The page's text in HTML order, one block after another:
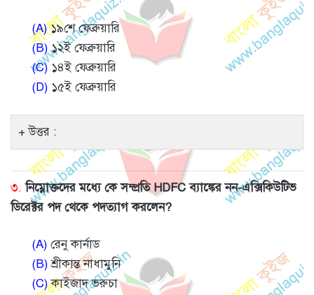
(A)১৯শে ফেব্রুয়ারি
(B)১২ই ফেব্রুয়ারি
(C) ১৪ই ফেব্রুয়ারি
(D) ১৫ই ফেব্রুয়ারি
উত্তর :
৩. নিম্নোক্তদের মধ্যে কে সম্প্রতি HDFC ব্যাঙ্কের নন-এক্সিকিউটিভ
ডিরেক্টর পদ থেকে পদত্যাগ করলেন?
(A) রেনু কার্নাড
(B)শ্রীকান্ত নাধামুনি
(C)কাইজাদ ভরুচা